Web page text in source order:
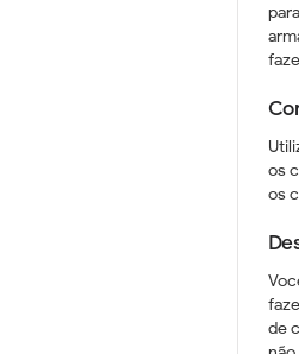
os
os
de